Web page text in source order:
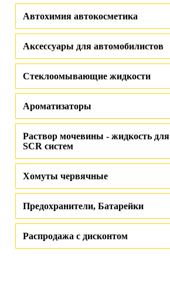
Автохимия автокосметика
Аксессуары для автомобилистов
Стеклоомывающие жидкости
Ароматизаторы
Раствор мочевины - жидкость для
SCR систем
Хомуты червячные
Предохранители, Батарейки
Распродажа с дисконтом